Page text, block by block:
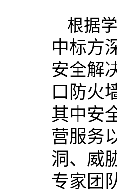
根据
中标方
安全解
口防火
其中安
营服务
洞、威
专家团